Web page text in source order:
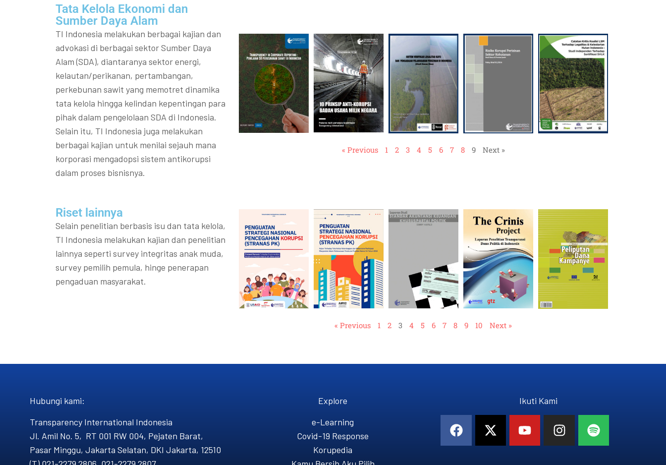
Tata Kelola Ekonomi dan
Sumber Daya Alam
TI Indonesia melakukan berbagai kajian dan
advokasi di berbagai sektor Sumber Daya
Alam (SDA), diantaranya sektor energi,
kelautan/perikanan, pertambangan,
perkebunan sawit yang memotret dinamika
tata kelola hingga kelindan kepentingan para
pihak dalam pengelolaan SDA di Indonesia.
Selain itu, TI Indonesia juga melakukan
berbagai kajian untuk menilai sejauh mana
korporasi mengadopsi sistem antikorupsi
dalam proses bisnisnya.
« Previous 1 2 3 4 5 6 7 8 9 Next »
Riset lainnya​​
Selain penelitian berbasis isu dan tata kelola,
TI Indonesia melakukan kajian dan penelitian
lainnya seperti survey integritas anak muda,
survey pemilih pemula, hinge penerapan
pengaduan masyarakat.
« Previous 1 2 3 4 5 6 7 8 9 10 Next »
Hubungi kami​:
Transparency International Indonesia
Jl. Amil No. 5, RT 001 RW 004, Pejaten Barat,
Pasar Minggu, Jakarta Selatan, DKI Jakarta, 12510
Explore
e-Learning
Covid-19 Response
Korupedia
Ikuti Kami